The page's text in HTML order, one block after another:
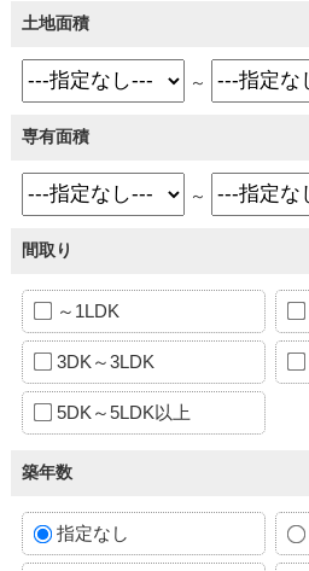
土地面積
～
専有面積
～
間取り
～1LDK
3DK～3LDK
5DK～5LDK以上
築年数
指定なし